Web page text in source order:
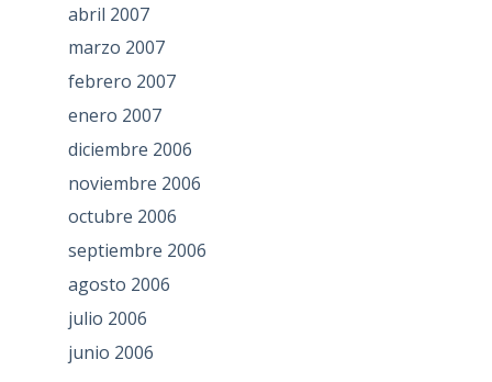
abril 2007
marzo 2007
febrero 2007
enero 2007
diciembre 2006
noviembre 2006
octubre 2006
septiembre 2006
agosto 2006
julio 2006
junio 2006